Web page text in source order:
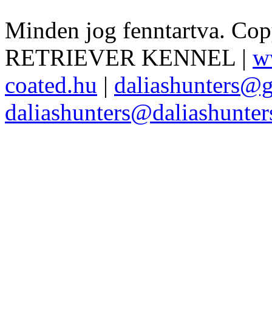
Minden jog fenntartva.
RETRIEVER KENNEL |
coated.hu |